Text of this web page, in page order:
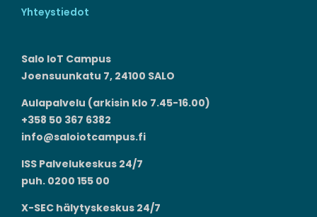
Yhteystiedot
Salo IoT Campus
Joensuunkatu 7, 24100 SALO
Aulapalvelu (arkisin klo 7.45-16.00)
+358 50 367 6382
info@saloiotcampus.fi
ISS Palvelukeskus 24/7
puh. 0200 155 00
X-SEC hälytyskeskus 24/7